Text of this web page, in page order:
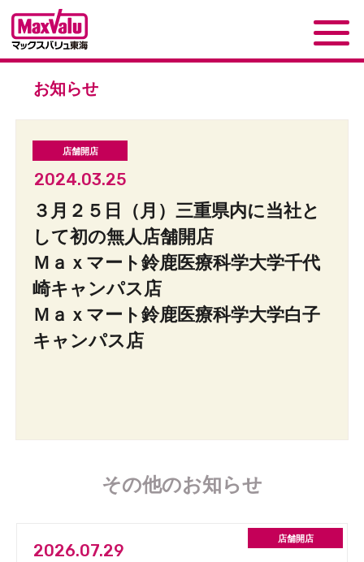
お知らせ
2024.03.25
３月２５日（月）三重県内に当社と
して初の無人店舗開店
Ｍａｘマート鈴鹿医療科学大学千代
崎キャンパス店
Ｍａｘマート鈴鹿医療科学大学白子
キャンパス店
その他のお知らせ
2026.07.29